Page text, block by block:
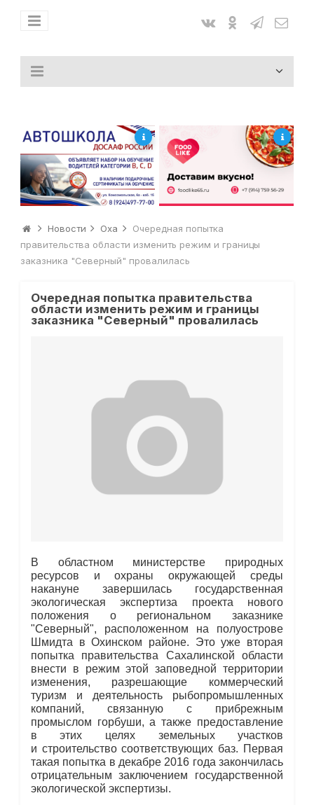
Новости Оха
Очередная попытка
правительства области изменить режим и границы
заказника "Северный" провалилась
Очередная попытка правительства
области изменить режим и границы
заказника "Северный" провалилась
В областном министерстве природных
ресурсов и охраны окружающей среды
накануне завершилась государственная
экологическая экспертиза проекта нового
положения о региональном заказнике
"Северный", расположенном на полуострове
Шмидта в Охинском районе. Это уже вторая
попытка правительства Сахалинской области
внести в режим этой заповедной территории
изменения, разрешающие коммерческий
туризм и деятельность рыбопромышленных
компаний, связанную с прибрежным
промыслом горбуши, а также предоставление
в этих целях земельных участков
и строительство соответствующих баз. Первая
такая попытка в декабре 2016 года закончилась
отрицательным заключением государственной
экологической экспертизы.